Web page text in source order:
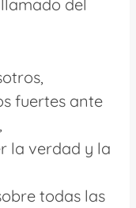
del
fuertes ante
la verdad y la
todas las